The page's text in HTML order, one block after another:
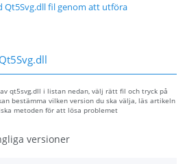
Qt5Svg.dll fil genom att utföra
qt5svg.dll i listan nedan, välj rätt fil och tryck på
bestämma vilken version du ska välja, läs artikeln
metoden för att lösa problemet
versioner